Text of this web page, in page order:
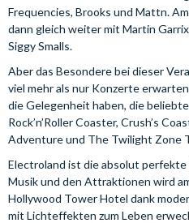
Frequencies, Brooks und Mattn.
dann gleich weiter mit Martin
Siggy Smalls.
Aber das Besondere bei dieser
viel mehr als nur Konzerte
die Gelegenheit haben, die
Rock’n’Roller Coaster, Crush’s
Adventure und The Twilight Zone
Electroland ist die absolut perfekte
Musik und den Attraktionen wird
Hollywood Tower Hotel dank
mit Lichteffekten zum Leben